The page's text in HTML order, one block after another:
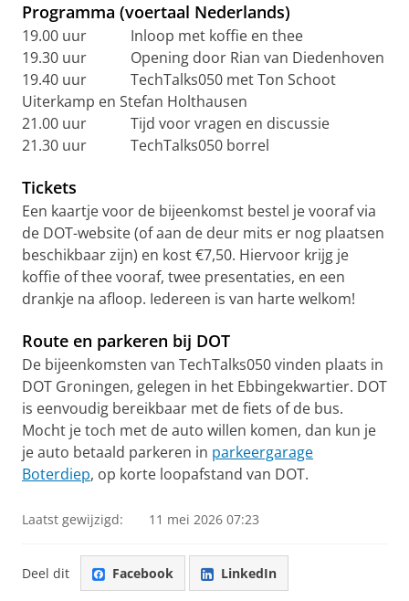
Programma (voertaal Nederlands)
19.00 uur Inloop met koffie en thee
19.30 uur Opening door Rian van Diedenhoven
19.40 uur TechTalks050 met Ton Schoot
Uiterkamp en Stefan Holthausen
21.00 uur Tijd voor vragen en discussie
21.30 uur TechTalks050 borrel
Tickets
Een kaartje voor de bijeenkomst bestel je vooraf via
de DOT-website (of aan de deur mits er nog plaatsen
beschikbaar zijn) en kost €7,50. Hiervoor krijg je
koffie of thee vooraf, twee presentaties, en een
drankje na afloop. Iedereen is van harte welkom!
Route en parkeren bij DOT
De bijeenkomsten van TechTalks050 vinden plaats in
DOT Groningen, gelegen in het Ebbingekwartier. DOT
is eenvoudig bereikbaar met de fiets of de bus.
Mocht je toch met de auto willen komen, dan kun je
je auto betaald parkeren in parkeergarage
Boterdiep, op korte loopafstand van DOT.
Laatst gewijzigd: 11 mei 2026 07:23
Deel dit Facebook LinkedIn